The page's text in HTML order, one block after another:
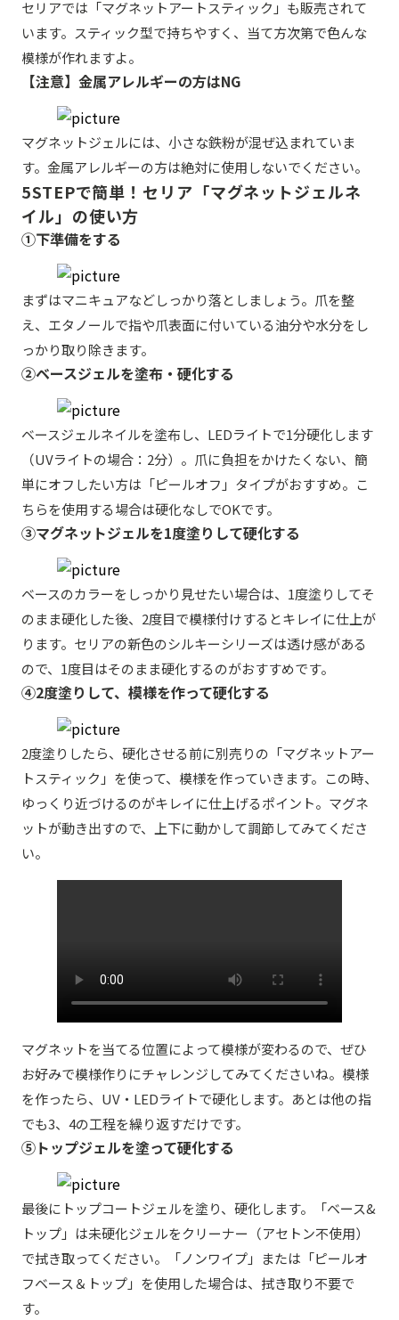
セリアでは「マグネットアートスティック」も販売されて
います。スティック型で持ちやすく、当て方次第で色んな
模様が作れますよ。
【注意】金属アレルギーの方はNG
マグネットジェルには、小さな鉄粉が混ぜ込まれていま
す。金属アレルギーの方は絶対に使用しないでください。
5STEPで簡単！セリア「マグネットジェルネ
イル」の使い方
①下準備をする
まずはマニキュアなどしっかり落としましょう。爪を整
え、エタノールで指や爪表面に付いている油分や水分をし
っかり取り除きます。
②ベースジェルを塗布・硬化する
ベースジェルネイルを塗布し、LEDライトで1分硬化します
（UVライトの場合：2分）。爪に負担をかけたくない、簡
単にオフしたい方は「ピールオフ」タイプがおすすめ。こ
ちらを使用する場合は硬化なしでOKです。
③マグネットジェルを1度塗りして硬化する
ベースのカラーをしっかり見せたい場合は、1度塗りしてそ
のまま硬化した後、2度目で模様付けするとキレイに仕上が
ります。セリアの新色のシルキーシリーズは透け感がある
ので、1度目はそのまま硬化するのがおすすめです。
④2度塗りして、模様を作って硬化する
2度塗りしたら、硬化させる前に別売りの「マグネットアー
トスティック」を使って、模様を作っていきます。この時、
ゆっくり近づけるのがキレイに仕上げるポイント。マグネ
ットが動き出すので、上下に動かして調節してみてくださ
い。
マグネットを当てる位置によって模様が変わるので、ぜひ
お好みで模様作りにチャレンジしてみてくださいね。模様
を作ったら、UV・LEDライトで硬化します。あとは他の指
でも3、4の工程を繰り返すだけです。
⑤トップジェルを塗って硬化する
最後にトップコートジェルを塗り、硬化します。「ベース&
トップ」は未硬化ジェルをクリーナー（アセトン不使用）
で拭き取ってください。「ノンワイプ」または「ピールオ
フベース＆トップ」を使用した場合は、拭き取り不要で
す。